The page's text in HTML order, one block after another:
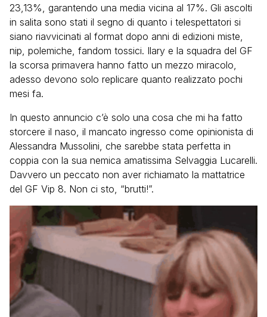
23,13%, garantendo una media vicina al 17%. Gli ascolti
in salita sono stati il segno di quanto i telespettatori si
siano riavvicinati al format dopo anni di edizioni miste,
nip, polemiche, fandom tossici. Ilary e la squadra del GF
la scorsa primavera hanno fatto un mezzo miracolo,
adesso devono solo replicare quanto realizzato pochi
mesi fa.
In questo annuncio c’è solo una cosa che mi ha fatto
storcere il naso, il mancato ingresso come opinionista di
Alessandra Mussolini, che sarebbe stata perfetta in
coppia con la sua nemica amatissima Selvaggia Lucarelli.
Davvero un peccato non aver richiamato la mattatrice
del GF Vip 8. Non ci sto, “brutti!”.